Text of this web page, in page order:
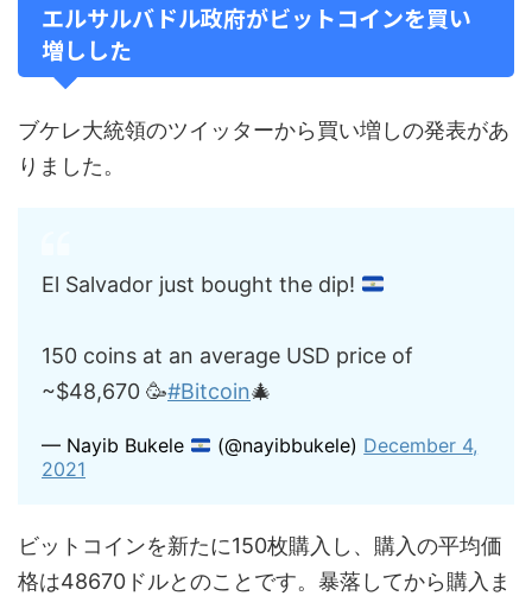
エルサルバドル政府がビットコインを買い
増しした
ブケレ大統領のツイッターから買い増しの発表があ
りました。
El Salvador just bought the dip!
150 coins at an average USD price of
~$48,670 🥳#Bitcoin🎄
— Nayib Bukele (@nayibbukele) December 4,
2021
ビットコインを新たに150枚購入し、購入の平均価
格は48670ドルとのことです。暴落してから購入ま